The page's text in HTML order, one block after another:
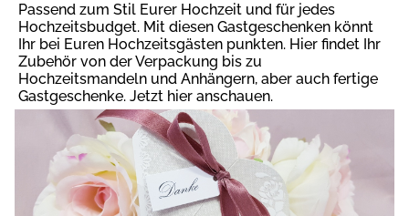
Passend zum Stil Eurer Hochzeit und für jedes
Hochzeitsbudget. Mit diesen Gastgeschenken könnt
Ihr bei Euren Hochzeitsgästen punkten. Hier findet Ihr
Zubehör von der Verpackung bis zu
Hochzeitsmandeln und Anhängern, aber auch fertige
Gastgeschenke. Jetzt hier anschauen.